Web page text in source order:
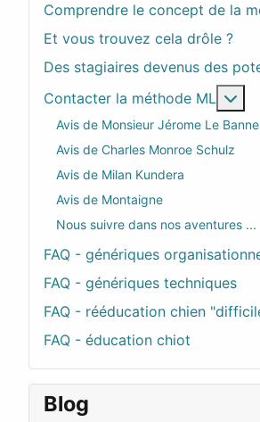
Comprendre le concept de la
Et vous trouvez cela drôle ?
Des stagiaires devenus des
Contacter la méthode ML
Avis de Monsieur Jérome Le
Avis de Charles Monroe Schulz
Avis de Milan Kundera
Avis de Montaigne
Nous suivre dans nos aventures ...
FAQ - génériques
FAQ - génériques techniques
FAQ - rééducation chien
FAQ - éducation chiot
Blog